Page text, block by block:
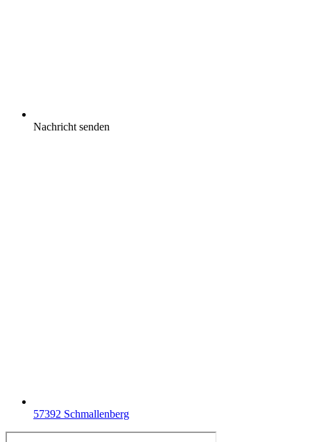
Nachricht senden
57392 Schmallenberg